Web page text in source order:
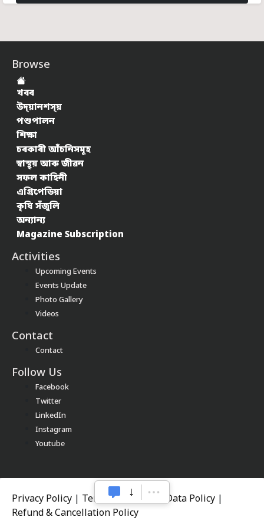
Browse
খবৰ
উদ্য়ানশস্য়
পশুপালন
শিক্ষা
চৰকাৰী আঁচনিসমূহ
স্বাস্থ্য় আৰু জীৱন
সফল কাহিনী
এগ্ৰিপেডিয়া
কৃষি সঁজুলি
অন্যান্য
Magazine Subscription
Activities
Upcoming Events
Events Update
Photo Gallery
Videos
Contact
Contact
Follow Us
Facebook
Twitter
LinkedIn
Instagram
Youtube
Privacy Policy Terms of Service Data Policy
Refund & Cancellation Policy